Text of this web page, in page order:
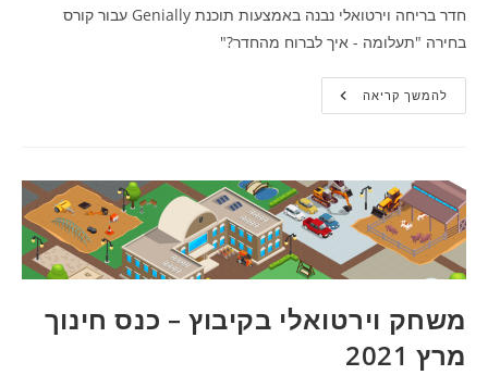
חדר בריחה וירטואלי נבנה באמצעות תוכנת Genially עבור קורס
בחירה "תעלומה - איך לברוח מהחדר?"
להמשך קריאהחדר
בריחה
משחק וירטואלי בקיבוץ – כנס חינוך
מרץ 2021